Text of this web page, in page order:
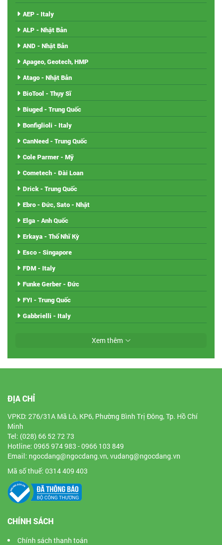
AEP - Italy
ALP - Nhật Bản
AND - Nhật Bản
Apageo, Geotech, HMP
Atago - Nhật Bản
BioTool - Thụy Sĩ
Biuged - Trung Quốc
Bonfiglioli - Italy
CanNeed - Trung Quốc
Cole Parmer - Mỹ
Cometech - Đài Loan
Drick - Trung Quốc
Ebro - Đức, Sato - Nhật
Elga - Anh Quốc
Erkaya - Thổ Nhĩ Kỳ
Esco - Singapore
FDM - Italy
Funke Gerber - Đức
FYI - Trung Quốc
Gabbrielli - Italy
Xem thêm
ĐỊA CHỈ
VPKD: 276/31A Mã Lò, KP6, Phường Bình Trị Đông, Tp. Hồ Chí
Minh
Tel: (028) 66 52 72 73
Hotline: 0965 974 983 - 0966 103 849
Email: ngocdang@ngocdang.vn, vudang@ngocdang.vn
Mã số thuế: 0314 409 403
CHÍNH SÁCH
Chính sách thanh toán